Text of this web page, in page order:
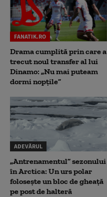
FANATIK.RO
Drama cumplită prin care a
trecut noul transfer al lui
Dinamo: „Nu mai puteam
dormi nopțile”
ADEVĂRUL
„Antrenamentul” sezonului
în Arctica: Un urs polar
folosește un bloc de gheață
pe post de halteră